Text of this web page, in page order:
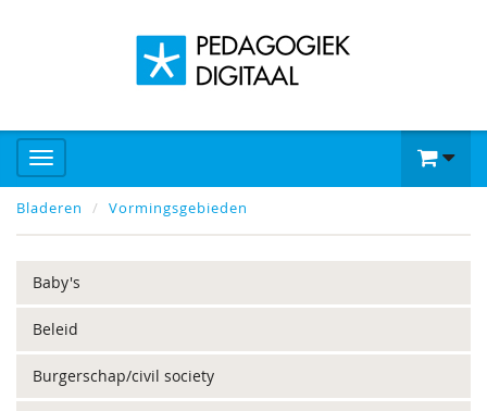
Bladeren Vormingsgebieden
Baby's
Beleid
Burgerschap/civil society